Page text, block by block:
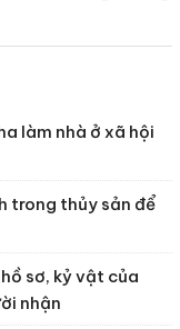
làm nhà ở xã hội
trong thủy sản để
sơ, kỷ vật của
nhận